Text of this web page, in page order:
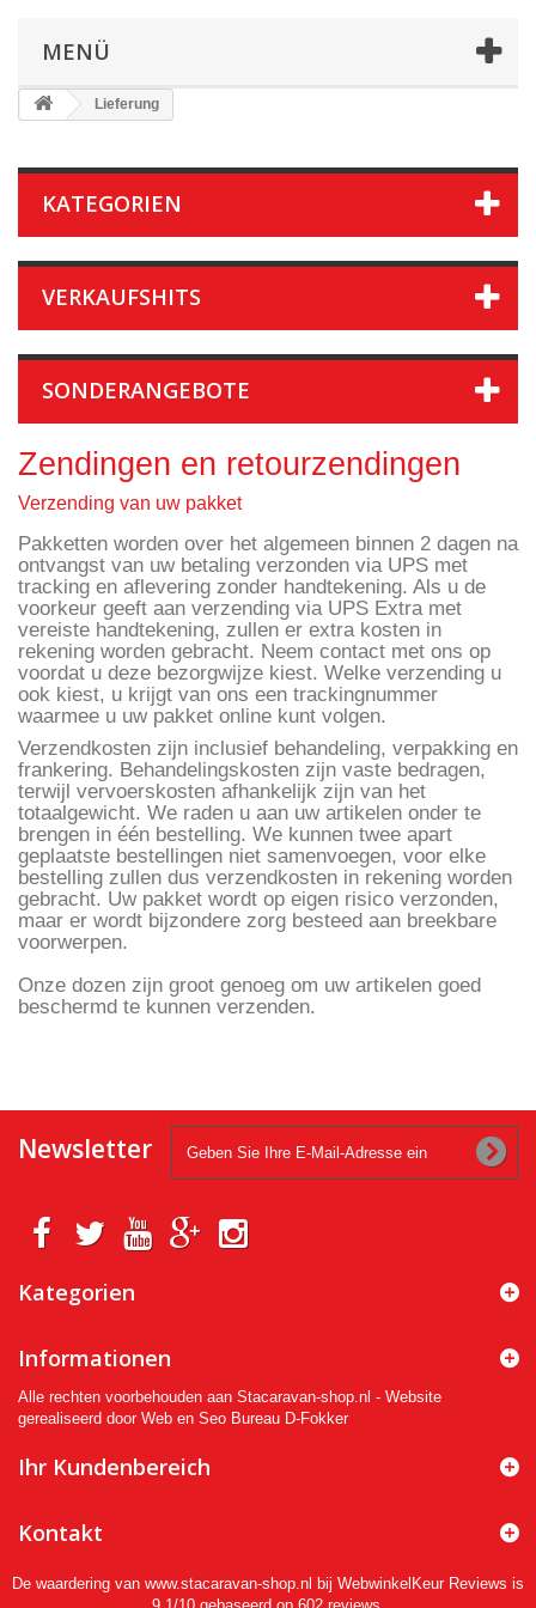
MENÜ
Lieferung
KATEGORIEN
VERKAUFSHITS
SONDERANGEBOTE
Zendingen en retourzendingen
Verzending van uw pakket
Pakketten worden over het algemeen binnen 2 dagen na
ontvangst van uw betaling verzonden via UPS met
tracking en aflevering zonder handtekening. Als u de
voorkeur geeft aan verzending via UPS Extra met
vereiste handtekening, zullen er extra kosten in
rekening worden gebracht. Neem contact met ons op
voordat u deze bezorgwijze kiest. Welke verzending u
ook kiest, u krijgt van ons een trackingnummer
waarmee u uw pakket online kunt volgen.
Verzendkosten zijn inclusief behandeling, verpakking en
frankering. Behandelingskosten zijn vaste bedragen,
terwijl vervoerskosten afhankelijk zijn van het
totaalgewicht. We raden u aan uw artikelen onder te
brengen in één bestelling. We kunnen twee apart
geplaatste bestellingen niet samenvoegen, voor elke
bestelling zullen dus verzendkosten in rekening worden
gebracht. Uw pakket wordt op eigen risico verzonden,
maar er wordt bijzondere zorg besteed aan breekbare
voorwerpen.
Onze dozen zijn groot genoeg om uw artikelen goed
beschermd te kunnen verzenden.
Newsletter
Kategorien
Informationen
Alle rechten voorbehouden aan Stacaravan-shop.nl - Website
gerealiseerd door Web en Seo Bureau D-Fokker
Ihr Kundenbereich
Kontakt
De waardering van www.stacaravan-shop.nl bij WebwinkelKeur Reviews is